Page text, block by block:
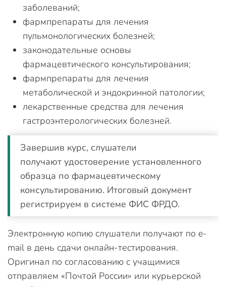
заболеваний;
фармпрепараты для лечения
пульмонологических болезней;
законодательные основы
фармацевтического консультирования;
фармпрепараты для лечения
метаболической и эндокринной патологии;
лекарственные средства для лечения
гастроэнтерологических болезней.
Завершив курс, слушатели
получают удостоверение установленного
образца по фармацевтическому
консультированию. Итоговый документ
регистрируем в системе ФИС ФРДО.
Электронную копию слушатели получают по e-
mail в день сдачи онлайн-тестирования.
Оригинал по согласованию с учащимися
отправляем «Почтой России» или курьерской